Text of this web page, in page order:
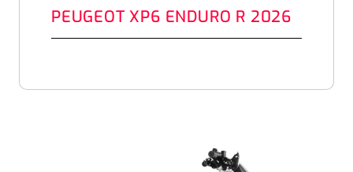
PEUGEOT XP6 ENDURO R 2026